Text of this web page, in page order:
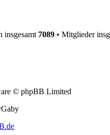
insgesamt 7089 • Mitglieder
© phpBB Limited